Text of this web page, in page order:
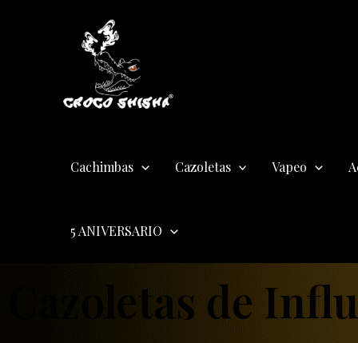
Cachimbas Cazoletas Vapeo
5 ANIVERSARIO
Cazoletas de